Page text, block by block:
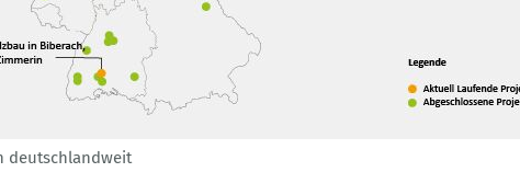
deutschlandweit